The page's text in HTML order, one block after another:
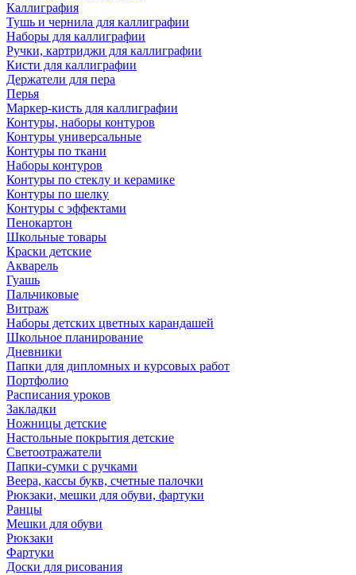
Каллиграфия
Тушь и чернила для каллиграфии
Наборы для каллиграфии
Ручки, картриджи для каллиграфии
Кисти для каллиграфии
Держатели для пера
Перья
Маркер-кисть для каллиграфии
Контуры, наборы контуров
Контуры универсальные
Контуры по ткани
Наборы контуров
Контуры по стеклу и керамике
Контуры по шелку
Контуры с эффектами
Пенокартон
Школьные товары
Краски детские
Акварель
Гуашь
Пальчиковые
Витраж
Наборы детских цветных карандашей
Школьное планирование
Дневники
Папки для дипломных и курсовых работ
Портфолио
Расписания уроков
Закладки
Ножницы детские
Настольные покрытия детские
Светоотражатели
Папки-сумки с ручками
Веера, кассы букв, счетные палочки
Рюкзаки, мешки для обуви, фартуки
Ранцы
Мешки для обуви
Рюкзаки
Фартуки
Доски для рисования